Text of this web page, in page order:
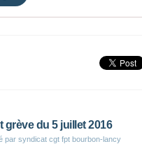
grève du 5 juillet 2016
par syndicat cgt fpt bourbon-lancy